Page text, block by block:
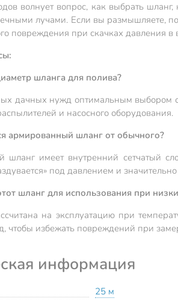
волнует вопрос, как выбрать
лучами. Если вы размышляете,
повреждения при скачках давления в
шланга для полива?
дачных нужд оптимальным выбором
и насосного оборудования.
армированный шланг от обычного?
шланг имеет внутренний сетчатый
под давлением и
шланг для использования при
на эксплуатацию при
чтобы избежать повреждений при
информация
25 м